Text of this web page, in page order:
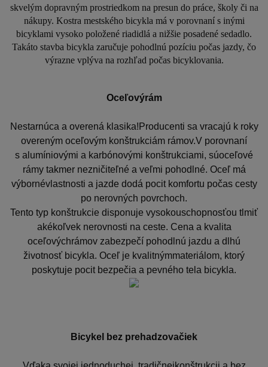
skvelým dopravným prostriedkom na presun do práce, školy či na
nákupy. Kostra mestského bicykla má v porovnaní s inými
bicyklami vysoko položené riadidlá a nižšie posadené sedadlo.
Takáto stavba bicykla zaručuje pohodlnú pozíciu počas jazdy, čo
výrazne vplýva na rozhľad počas bicyklovania.
Oceľovýrám
Nestarnúca a overená klasika!Producenti sa vracajú k roky
overeným oceľovým konštrukciám rámov.V porovnaní
s alumíniovými a karbónovými konštrukciami, súoceľové
rámy takmer nezničiteľné a veľmi pohodlné. Oceľ má
výbornévlastnosti a jazde dodá pocit komfortu počas cesty
po nerovných povrchoch.
Tento typ konštrukcie disponuje vysokouschopnosťou tlmiť
akékoľvek nerovnosti na ceste. Cena a kvalita
oceľovýchrámov zabezpečí pohodlnú jazdu a dlhú
životnosť bicykla. Oceľ je kvalitnýmmateriálom, ktorý
poskytuje pocit bezpečia a pevného tela bicykla.
Bicykel bez prehadzovačiek